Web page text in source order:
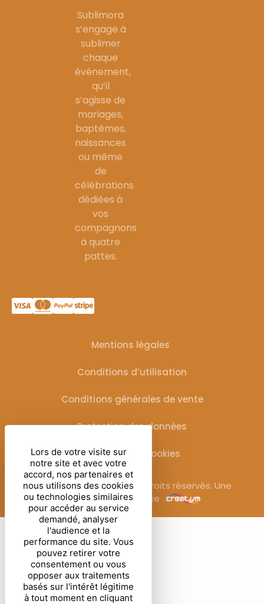
Sublimora
s’engage à
sublimer
chaque
événement,
qu’il
s’agisse de
mariages,
baptêmes,
naissances
ou même
de
célébrations
dédiées à
vos
compagnons
à quatre
pattes.
Mentions légales
Conditions d’utilisation
Conditions générales de vente
Protection des données
Gestion des cookies
© Sublimora – 2025. Tous droits réservés. Une
réalisation de l’agence
Lors de votre visite sur
notre site et avec votre
accord, nos partenaires et
nous utilisons des cookies
ou technologies similaires
pour accéder au service
demandé, analyser
l'audience et la
performance du site. Vous
pouvez retirer votre
consentement ou vous
opposer aux traitements
basés sur l'intérêt légitime
à tout moment en cliquant